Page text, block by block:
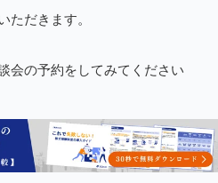
ただきます。
会の予約をしてみてください